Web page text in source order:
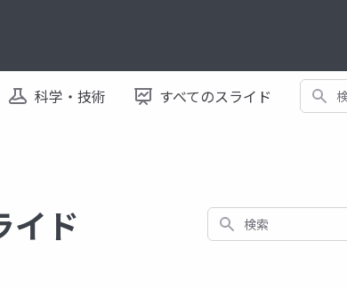
科学・技術 すべてのスライド 検索
ド 検索